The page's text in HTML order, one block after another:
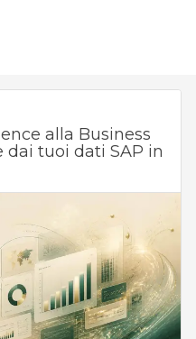
alla Business
dai tuoi dati SAP in